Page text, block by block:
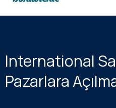
International
Pazarlara